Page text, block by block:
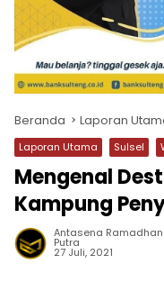
Beranda Laporan
Laporan Utama Sulsel
Mengenal
Kampung
Antasena Ramadhan
Putra
27 Juli, 2021